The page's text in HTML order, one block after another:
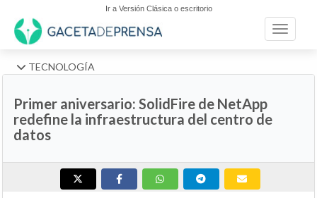
Ir a Versión Clásica o escritorio
Toggle
TECNOLOGÍA
Primer aniversario: SolidFire de NetApp
redefine la infraestructura del centro de
datos